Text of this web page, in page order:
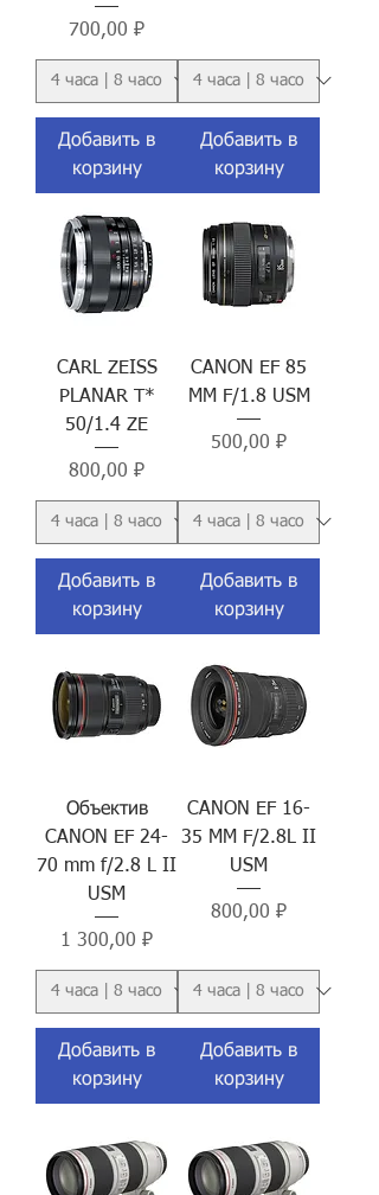
Цена
700,00 ₽
Добавить в
корзину
Добавить в
корзину
CARL ZEISS
PLANAR T*
50/1.4 ZE
Цена
800,00 ₽
Добавить в
корзину
CANON EF 85
MM F/1.8 USM
Цена
500,00 ₽
Добавить в
корзину
Объектив
CANON EF 24-
70 mm f/2.8 L II
USM
Цена
1 300,00 ₽
Добавить в
корзину
CANON EF 16-
35 MM F/2.8L II
USM
Цена
800,00 ₽
Добавить в
корзину